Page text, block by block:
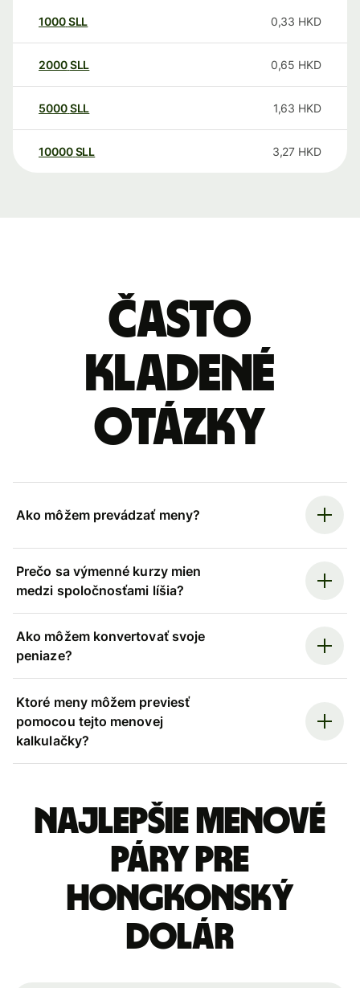
1000SLL 0,33 HKD
2000SLL 0,65 HKD
5000SLL 1,63 HKD
10000 SLL 3,27 HKD
Často
kladené
otázky
Ako môžem prevádzať meny?
Prečo sa výmenné kurzy mien
medzi spoločnosťami líšia?
Ako môžem konvertovať svoje
peniaze?
Ktoré meny môžem previesť
pomocou tejto menovej
kalkulačky?
Najlepšie menové
páry pre
Hongkonský
dolár